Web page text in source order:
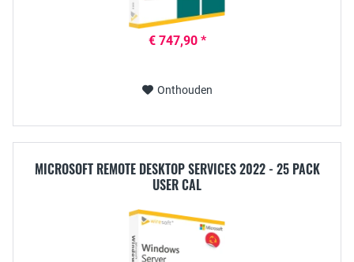
€ 747,90 *
Onthouden
MICROSOFT REMOTE DESKTOP SERVICES 2022 - 25 PACK
USER CAL